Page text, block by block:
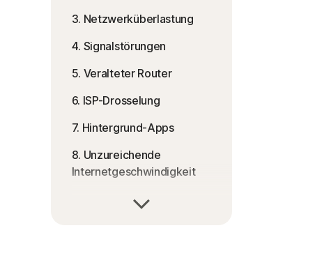
3. Netzwerküberlastung
4. Signalstörungen
5. Veralteter Router
6. ISP-Drosselung
7. Hintergrund-Apps
8. Unzureichende
Internetgeschwindigkeit
9. Malware oder Viren